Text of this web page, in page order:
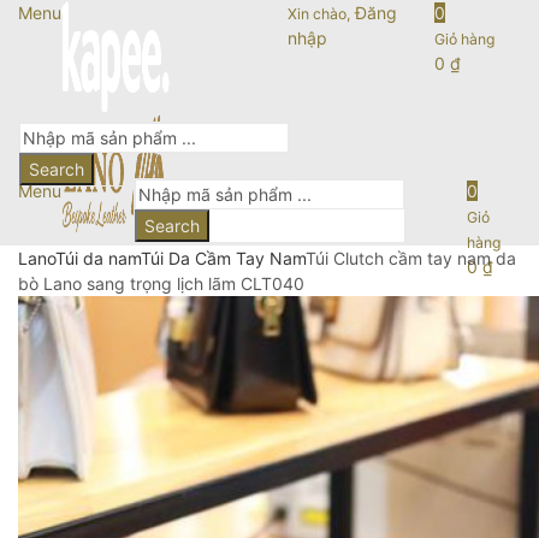
Menu Xin chào, Đăng
nhập
0
Giỏ hàng
0 ₫
Search
Menu
Search
0
Giỏ
hàng
0₫
LanoTúi da namTúi Da Cầm Tay NamTúi Clutch cầm tay nam da
bò Lano sang trọng lịch lãm CLT040